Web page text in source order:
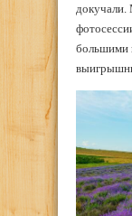
докучали.
большими